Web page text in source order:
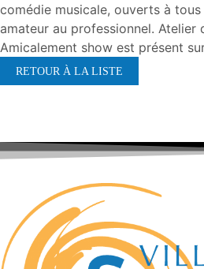
comédie musicale, ouverts à
amateur au professionnel. Atelier
Amicalement show est présent
RETOUR À LA LISTE